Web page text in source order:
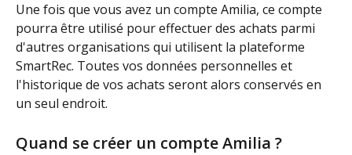
Une fois que vous avez un compte Amilia, ce compte
pourra être utilisé pour effectuer des achats parmi
d'autres organisations qui utilisent la plateforme
SmartRec. Toutes vos données personnelles et
l'historique de vos achats seront alors conservés en
un seul endroit.
​Quand se créer un compte Amilia ?